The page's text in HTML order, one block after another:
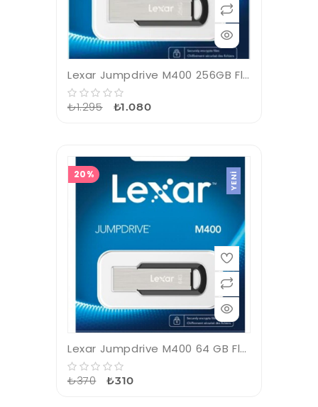
Lexar Jumpdrive M400 256GB Flash Bellek
₺1.295 ₺1.080
20% YENI
Lexar Jumpdrive M400 64 GB Flash Bellek
₺370 ₺310